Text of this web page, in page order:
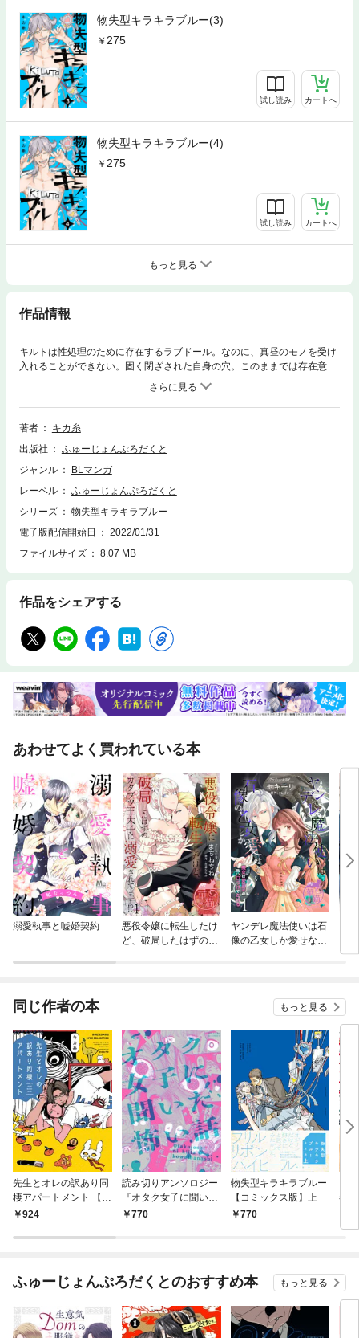
物失型キラキラブルー(3)
275
試し読み カートへ
物失型キラキラブルー(4)
275
試し読み カートへ
もっと見る
作品情報
キルトは性処理のために存在するラブドール。なのに、真昼のモノを受け
入れることができない。固く閉ざされた自身の穴。このままでは存在意義
がなくなってしまう。追い詰められたキルトは…？※本作品は電子書籍版
『BABY vol.50』にも掲載しております。重複購入にお気をつけくださ
い。
著者
キカ糸
出版社
ふゅーじょんぷろだくと
ジャンル
BLマンガ
レーベル
ふゅーじょんぷろだくと
シリーズ
物失型キラキラブルー
電子版配信開始日
2022/01/31
ファイルサイズ
8.07 MB
作品をシェアする
あわせてよく買われている本
溺愛執事と嘘婚契約
悪役令嬢に転生したけ
ど、破局したはずのカ
ヤンデレ魔法使いは石
像の乙女しか愛せない
生
ん
同じ作者の本 もっと見る
先生とオレの訳あり同
棲アパートメント 【電
子限定おまけ付き】
924
読み切りアンソロジー
『オタク女子に聞いた
怖い話』
770
物失型キラキラブルー
【コミックス版】上
770
春
ふゅーじょんぷろだくとのおすすめ本 もっと見る